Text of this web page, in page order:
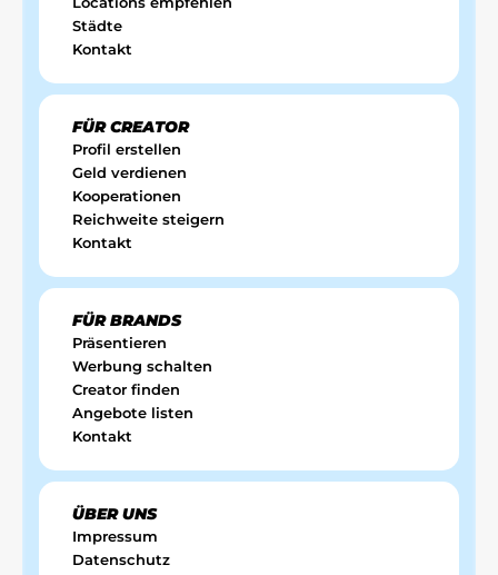
Städte
Kontakt
FÜR CREATOR
Profil erstellen
Geld verdienen
Kooperationen
Reichweite steigern
Kontakt
FÜR BRANDS
Präsentieren
Werbung schalten
Creator finden
Angebote listen
Kontakt
ÜBER UNS
Impressum
Datenschutz